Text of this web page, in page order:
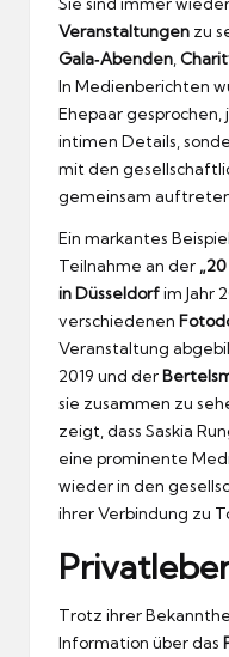
Veranstaltungen zu
Gala‑Abenden
In Medienberichten
Ehepaar
intimen Details,
mit den
gemeinsam
Ein markantes
Teilnahme an der
in Düsseldorfim Jahr
verschiedenen
Veranstaltung
2019 und der
sie zusammen zu
zeigt, dass Saskia
eine prominente
wieder in den
ihrer Verbindung zu
Trotz ihrer
Information über das